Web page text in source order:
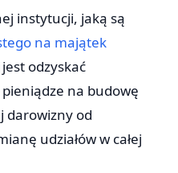
instytucji, jaką są
na majątek
odzyskać
na budowę
darowizny od
udziałów w całej